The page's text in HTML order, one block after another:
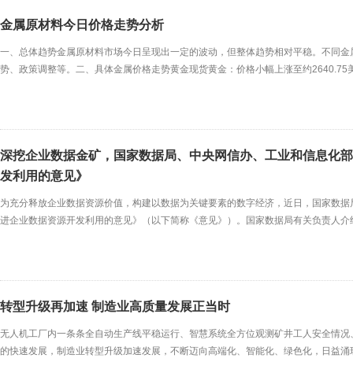
金属原材料今日价格走势分析
一、总体趋势金属原材料市场今日呈现出一定的波动，但整体趋势相对平稳。不同
势、政策调整等。二、具体金属价格走势黄金现货黄金：价格小幅上涨至约
深挖企业数据金矿，国家数据局、中央网信办、工业和信息化
发利用的意见》
为充分释放企业数据资源价值，构建以数据为关键要素的数字经济，近日，国家数
进企业数据资源开发利用的意见》（以下简称《意见》）。国家数据局有关负责人
转型升级再加速 制造业高质量发展正当时
无人机工厂内一条条全自动生产线平稳运行、智慧系统全方位观测矿井工人安全
的快速发展，制造业转型升级加速发展，不断迈向高端化、智能化、绿色化，日益